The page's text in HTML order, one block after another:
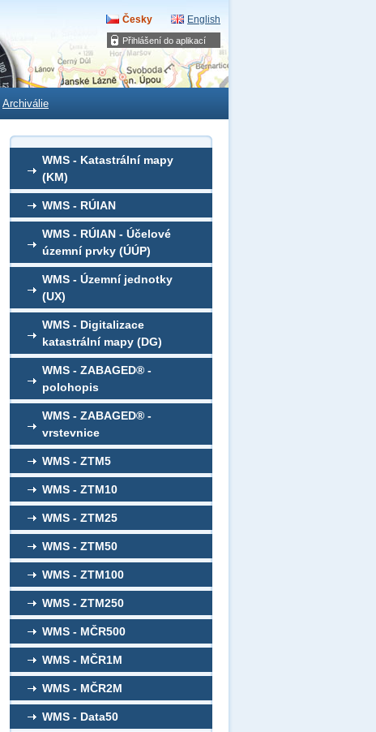
Přihlášení do aplikací
Česky English
Archiválie
WMS - Katastrální mapy
(KM)
WMS - RÚIAN
WMS - RÚIAN - Účelové
územní prvky (ÚÚP)
WMS - Územní jednotky
(UX)
WMS - Digitalizace
katastrální mapy (DG)
WMS - ZABAGED® -
polohopis
WMS - ZABAGED® -
vrstevnice
WMS - ZTM5
WMS - ZTM10
WMS - ZTM25
WMS - ZTM50
WMS - ZTM100
WMS - ZTM250
WMS - MČR500
WMS - MČR1M
WMS - MČR2M
WMS - Data50